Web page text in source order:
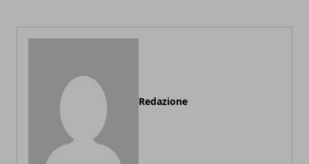
Redazione